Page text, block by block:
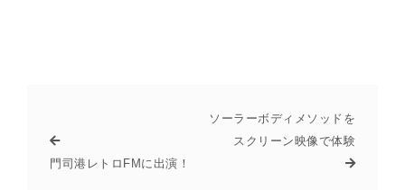
門司港レトロFMに出演！
ソーラーボディメソッドを
スクリーン映像で体験